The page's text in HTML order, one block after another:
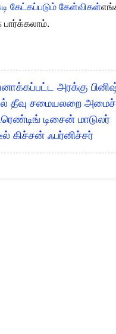
கேட்கப்படும் கேள்விகள்
அரக்கு
தீவு சமையலறை
டிசைன் மாடுலர்
கிச்சன் ஃபர்னிச்சர்